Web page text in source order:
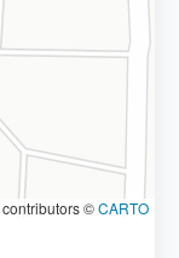
contributors ©CARTO